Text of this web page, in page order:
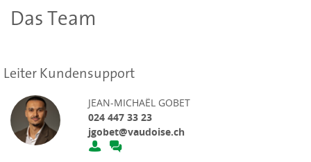
Das Team
Leiter Kundensupport
JEAN-MICHAËL GOBET
024 447 33 23
jgobet@vaudoise.ch